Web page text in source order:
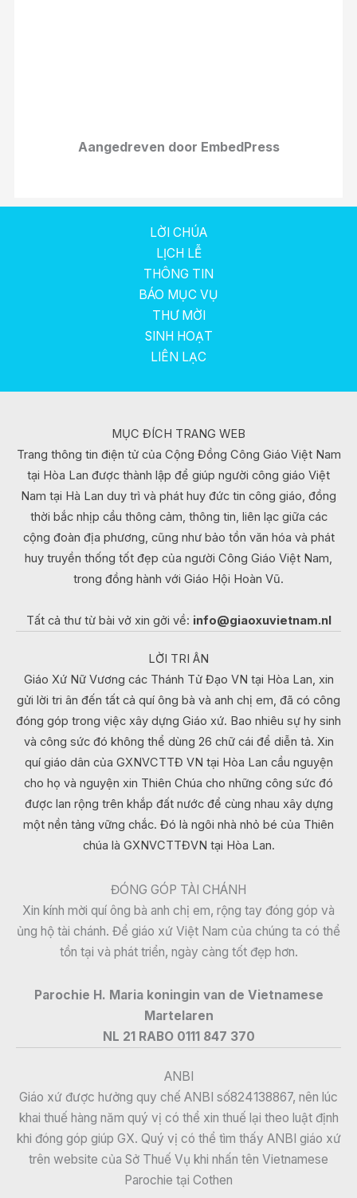
Aangedreven door EmbedPress
LỜI CHÚA
LỊCH LỄ
THÔNG TIN
BÁO MỤC VỤ
THƯ MỜI
SINH HOẠT
LIÊN LẠC
MỤC ĐÍCH TRANG WEB
Trang thông tin điện tử của Cộng Đồng Công Giáo Việt Nam
tại Hòa Lan được thành lập để giúp người công giáo Việt
Nam tại Hà Lan duy trì và phát huy đức tin công giáo, đồng
thời bắc nhịp cầu thông cảm, thông tin, liên lạc giữa các
cộng đoàn địa phương, cũng như bảo tồn văn hóa và phát
huy truyền thống tốt đẹp của người Công Giáo Việt Nam,
trong đồng hành với Giáo Hội Hoàn Vũ.
Tất cả thư từ bài vở xin gởi về: info@giaoxuvietnam.nl
LỜI TRI ÂN
Giáo Xứ Nữ Vương các Thánh Tử Đạo VN tại Hòa Lan, xin
gửi lời tri ân đến tất cả quí ông bà và anh chị em, đã có công
đóng góp trong việc xây dựng Giáo xứ. Bao nhiêu sự hy sinh
và công sức đó không thể dùng 26 chữ cái để diễn tả. Xin
quí giáo dân của GXNVCTTĐ VN tại Hòa Lan cầu nguyện
cho họ và nguyện xin Thiên Chúa cho những công sức đó
được lan rộng trên khắp đất nước để cùng nhau xây dựng
một nền tảng vững chắc. Đó là ngôi nhà nhỏ bé của Thiên
chúa là GXNVCTTĐVN tại Hòa Lan.
ĐÓNG GÓP TÀI CHÁNH
Xin kính mời quí ông bà anh chị em, rộng tay đóng góp và
ủng hộ tài chánh. Để giáo xứ Việt Nam của chúng ta có thể
tồn tại và phát triển, ngày càng tốt đẹp hơn.
Parochie H. Maria koningin van de Vietnamese
Martelaren
NL 21 RABO 0111 847 370
ANBI
Giáo xứ được hưởng quy chế ANBI số824138867, nên lúc
khai thuế hàng năm quý vị có thể xin thuế lại theo luật định
khi đóng góp giúp GX. Quý vị có thể tìm thấy ANBI giáo xứ
trên website của Sở Thuế Vụ khi nhấn tên Vietnamese
Parochie tại Cothen